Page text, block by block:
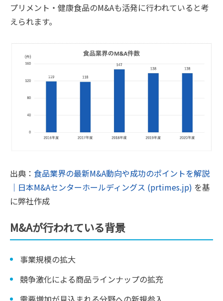
プリメント・健康食品のM&Aも活発に行われていると考
えられます。
出典： 食品業界の最新M&A動向や成功のポイントを解説
｜日本M&Aセンターホールディングス (prtimes.jp) を基
に弊社作成
M&Aが行われている背景
事業規模の拡大
競争激化による商品ラインナップの拡充